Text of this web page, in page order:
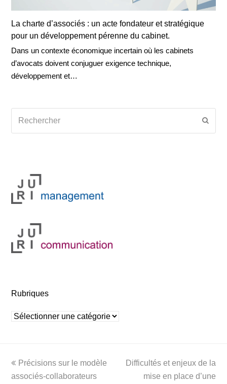
La charte d’associés : un acte fondateur et stratégique
pour un développement pérenne du cabinet.
Dans un contexte économique incertain où les cabinets
d’avocats doivent conjuguer exigence technique,
développement et…
Rubriques
Rubriques
previous
post:
Précisions sur le modèle
associés-collaborateurs
next
post:
Difficultés et enjeux de la
mise en place d’une